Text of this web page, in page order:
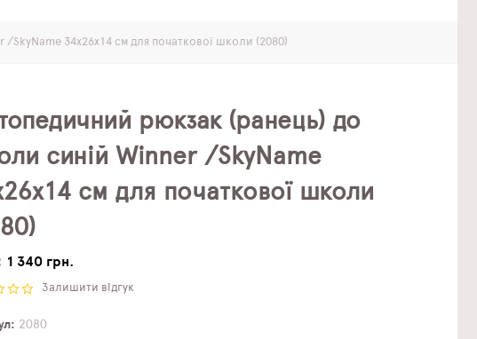
34х26х14 см для початкової школи (2080)
рюкзак (ранець) до
синій Winner /SkyName
см для початкової школи
1 340 грн.
Залишити відгук
2080